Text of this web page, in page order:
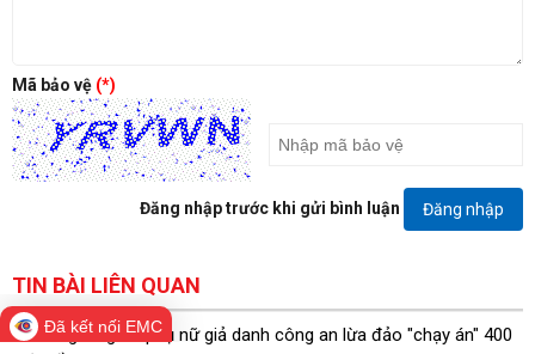
Mã bảo vệ (*)
Đăng nhập trước khi gửi bình luận Đăng nhập
TIN BÀI LIÊN QUAN
Bắt giữ người phụ nữ giả danh công an lừa đảo "chạy án" 400
Đã kết nối EMC